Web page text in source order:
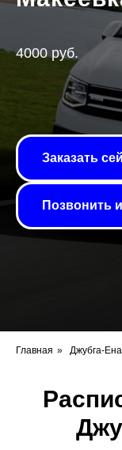
4000 руб.
Заказать
Позвонить
Главная » Джубга-